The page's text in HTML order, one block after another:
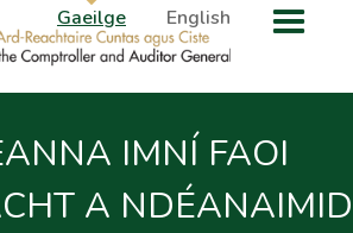
Gaeilge English
IMNÍ FAOI
A NDÉANAIMID